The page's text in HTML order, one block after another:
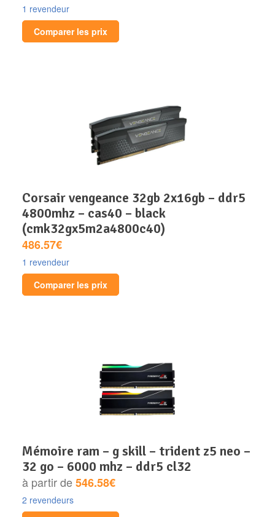
1 revendeur
Comparer les prix
corsair vengeance 32gb 2x16gb – ddr5
4800mhz – cas40 – black
(cmk32gx5m2a4800c40)
486.57€
1 revendeur
Comparer les prix
mémoire ram – g skill – trident z5 neo –
32 go – 6000 mhz – ddr5 cl32
à partir de546.58€
2 revendeurs